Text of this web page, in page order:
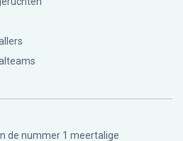
de nummer 1 meertalige